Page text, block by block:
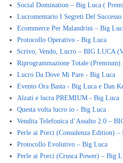
Social Domination – Big Luca (
Lucromentario I Segreti Del
Ecommerce Per Malandrini – Big
Protocollo Operativo - Big Luca
Scrivo, Vendo, Lucro – BIG LUCA
Riprogrammazione Totale
Lucro Da Dove Mi Pare - Big Luca
Evento Ora Basta - Big Luca e Dan
Alzati e lucra PREMIUM - Big Luca
Questa volta lucro io - Big Luca
Vendita Telefonica d’Assalto 2.0 –
Perle ai Porci (Consulenza Edition) –
Protocollo Evolutivo – Big Luca
Perle ai Porci (Crusca Power) – Big